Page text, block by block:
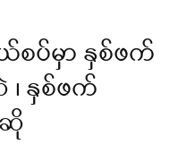
ပ်မှာ နှစ်ဖက်
၊ နှစ်ဖက်